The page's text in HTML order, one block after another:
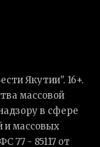
Якутии". 16+.
массовой
в сфере
и массовых
77 - 85117 от